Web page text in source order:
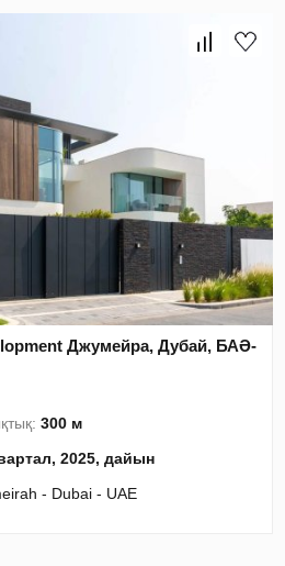
Джумейра, Дубай, БАӘ-
300 м
2025, дайын
- Dubai - UAE